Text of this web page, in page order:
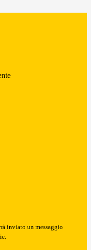
inviato un messaggio